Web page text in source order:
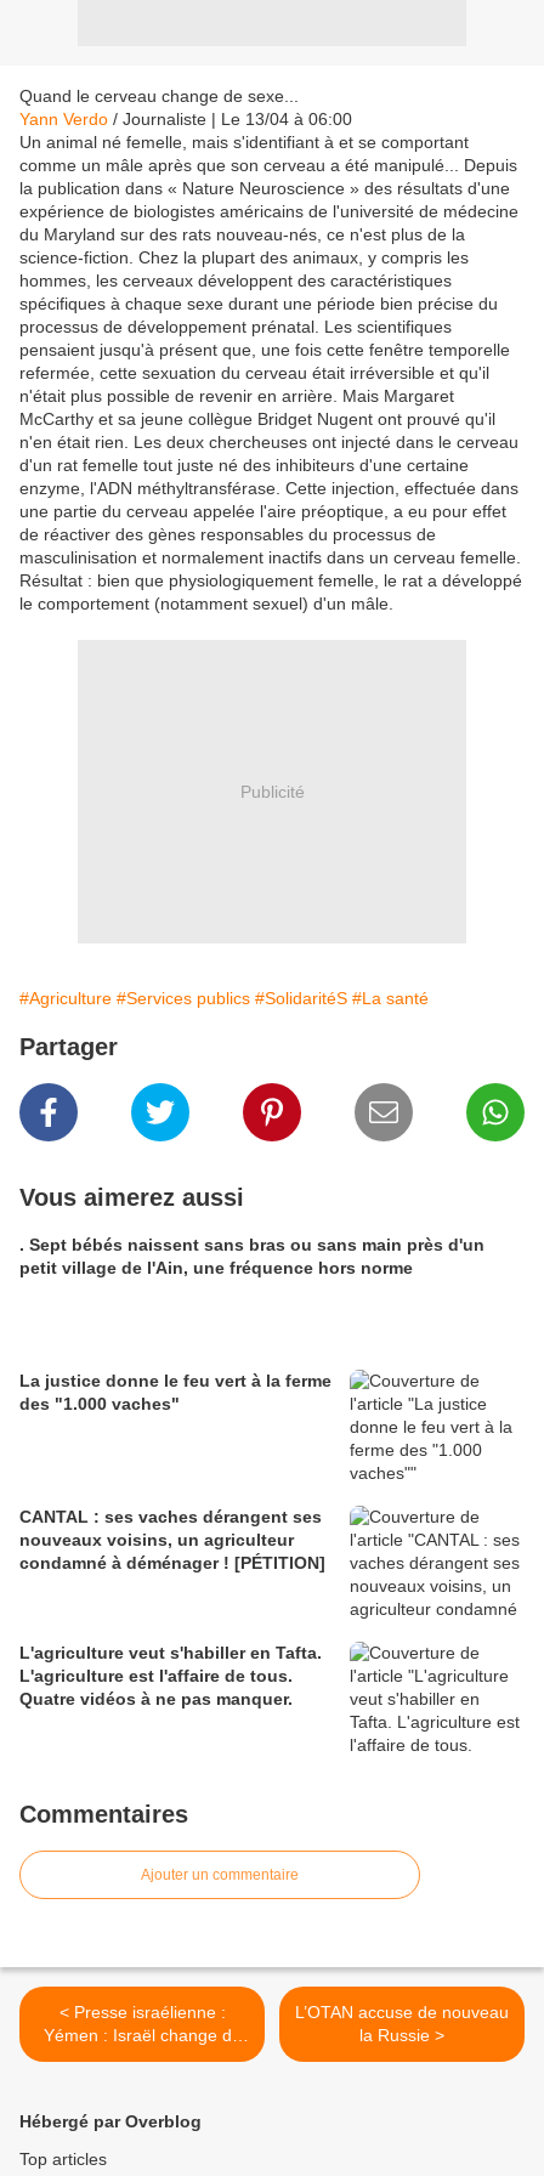
Quand le cerveau change de sexe...
Yann Verdo / Journaliste | Le 13/04 à 06:00
Un animal né femelle, mais s'identifiant à et se comportant
comme un mâle après que son cerveau a été manipulé... Depuis
la publication dans « Nature Neuroscience » des résultats d'une
expérience de biologistes américains de l'université de médecine
du Maryland sur des rats nouveau-nés, ce n'est plus de la
science-fiction. Chez la plupart des animaux, y compris les
hommes, les cerveaux développent des caractéristiques
spécifiques à chaque sexe durant une période bien précise du
processus de développement prénatal. Les scientifiques
pensaient jusqu'à présent que, une fois cette fenêtre temporelle
refermée, cette sexuation du cerveau était irréversible et qu'il
n'était plus possible de revenir en arrière. Mais Margaret
McCarthy et sa jeune collègue Bridget Nugent ont prouvé qu'il
n'en était rien. Les deux chercheuses ont injecté dans le cerveau
d'un rat femelle tout juste né des inhibiteurs d'une certaine
enzyme, l'ADN méthyltransférase. Cette injection, effectuée dans
une partie du cerveau appelée l'aire préoptique, a eu pour effet
de réactiver des gènes responsables du processus de
masculinisation et normalement inactifs dans un cerveau femelle.
Résultat : bien que physiologiquement femelle, le rat a développé
le comportement (notamment sexuel) d'un mâle.
Publicité
#Agriculture #Services publics #SolidaritéS #La santé
Partager
Vous aimerez aussi
. Sept bébés naissent sans bras ou sans main près d'un
petit village de l'Ain, une fréquence hors norme
La justice donne le feu vert à la ferme
des "1.000 vaches"
CANTAL : ses vaches dérangent ses
nouveaux voisins, un agriculteur
condamné à déménager ! [PÉTITION]
L'agriculture veut s'habiller en Tafta.
L'agriculture est l'affaire de tous.
Quatre vidéos à ne pas manquer.
Commentaires
Ajouter un commentaire
< Presse israélienne :
Yémen : Israël change de
jeu‏
L’OTAN accuse de nouveau
la Russie >
Hébergé par Overblog
Top articles